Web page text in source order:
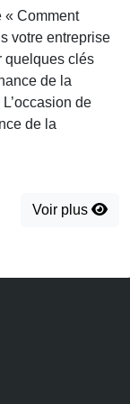
Par une
restreinte
société
IQVIA) une
non-
garanties